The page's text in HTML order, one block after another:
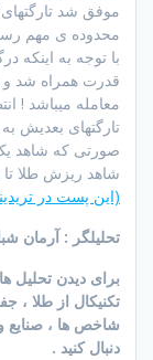
محدوده ی مهم
با توجه به اینکه
معامله میباشد !
صورتی که شاهد
شاهد ریزش طلا تا سطوح
(این پست در
تحلیلگر : آرمان
برای دیدن تحلیل
تکنیکال از طلا ،
شاخص ها ، صنایع
دنبال کنید .